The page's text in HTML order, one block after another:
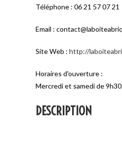
Téléphone : 06 21 57 07 21
Email :
Site Web : http://
Horaires d'ouverture :
Mercredi et samedi de
DESCRIPTION